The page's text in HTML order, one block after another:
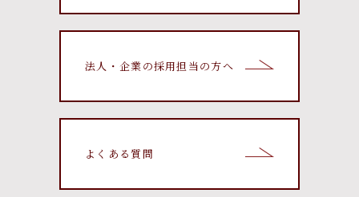
法人・企業の採用担当の方へ
よくある質問